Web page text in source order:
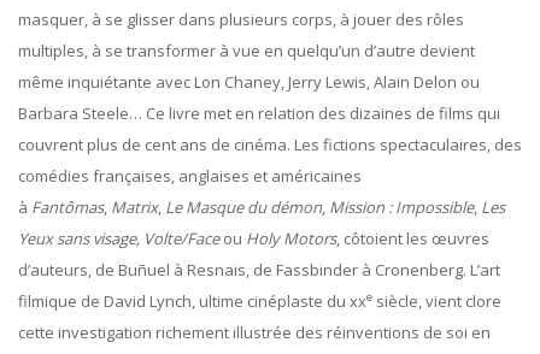
masquer, à se glisser dans plusieurs corps, à jouer des rôles
multiples, à se transformer à vue en quelqu’un d’autre devient
même inquiétante avec Lon Chaney, Jerry Lewis, Alain Delon ou
Barbara Steele… Ce livre met en relation des dizaines de films qui
couvrent plus de cent ans de cinéma. Les fictions spectaculaires, des
comédies françaises, anglaises et américaines
à Fantômas, Matrix, Le Masque du démon, Mission : Impossible, Les
Yeux sans visage, Volte/Faceou Holy Motors, côtoient les œuvres
d’auteurs, de Buñuel à Resnais, de Fassbinder à Cronenberg. L’art
filmique de David Lynch, ultime cinéplaste du xxe siècle, vient clore
cette investigation richement illustrée des réinventions de soi en